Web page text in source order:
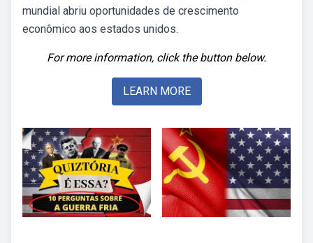
mundial abriu oportunidades de crescimento
econômico aos estados unidos.
For more information, click the button below.
LEARN MORE